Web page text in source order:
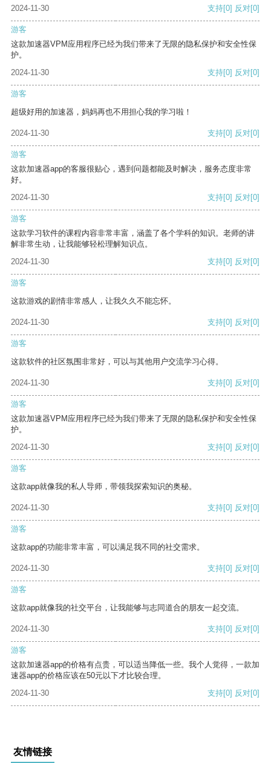
2024-11-30
支持[0] 反对[0]
游客
这款加速器VPM应用程序已经为我们带来了无限的隐私保护和安全性保
护。
2024-11-30
支持[0] 反对[0]
游客
超级好用的加速器，妈妈再也不用担心我的学习啦！
2024-11-30 支持[0] 反对[0]
游客
这款加速器app的客服很贴心，遇到问题都能及时解决，服务态度非常
好。
2024-11-30
支持[0] 反对[0]
游客
这款学习软件的课程内容非常丰富，涵盖了各个学科的知识。老师的讲
解非常生动，让我能够轻松理解知识点。
2024-11-30
支持[0] 反对[0]
游客
这款游戏的剧情非常感人，让我久久不能忘怀。
2024-11-30 支持[0] 反对[0]
游客
这款软件的社区氛围非常好，可以与其他用户交流学习心得。
2024-11-30 支持[0] 反对[0]
游客
这款加速器VPM应用程序已经为我们带来了无限的隐私保护和安全性保
护。
2024-11-30
支持[0] 反对[0]
游客
这款app就像我的私人导师，带领我探索知识的奥秘。
2024-11-30 支持[0] 反对[0]
游客
这款app的功能非常丰富，可以满足我不同的社交需求。
2024-11-30 支持[0] 反对[0]
游客
这款app就像我的社交平台，让我能够与志同道合的朋友一起交流。
2024-11-30 支持[0] 反对[0]
游客
这款加速器app的价格有点贵，可以适当降低一些。我个人觉得，一款加
速器app的价格应该在50元以下才比较合理。
2024-11-30
支持[0] 反对[0]
友情链接